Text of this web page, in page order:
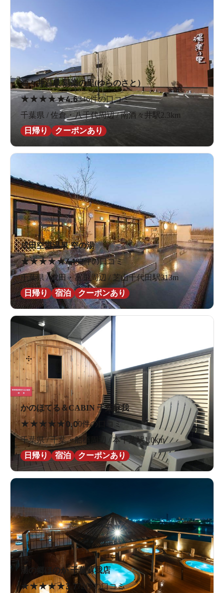
酒々井温泉 湯楽の里(ゆらのさと）
★★★★★4.6346件の口コミ
千葉県 / 佐倉・八千代周辺 / 南酒々井駅2.3km
日帰り
クーポンあり
成田空港温泉 空の湯
★★★★★4.182件の口コミ
千葉県 / 成田・富里周辺 / 芝山千代田駅313m
日帰り
宿泊 クーポンあり
かのほてる＆CABIN 千葉蘇我
★★ ★★★0.00件の口コミ
千葉県 / 千葉・船橋周辺 / 本千葉駅1.0km
日帰り
宿泊 クーポンあり
湯の郷ほのか 千葉蘇我店
★★★★★3.772件の口コミ